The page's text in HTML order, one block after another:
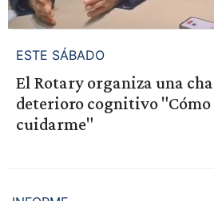
ESTE SÁBADO
El Rotary organiza una
deterioro cognitivo
cuidarme"